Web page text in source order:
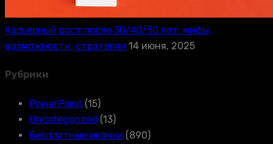
Карьерный рост после 30/40/50 лет: мифы,
возможности, стратегии 14 июня, 2025
Рубрики
PowerPoint (15)
Uncategorized (13)
Бесплатные иконки (890)